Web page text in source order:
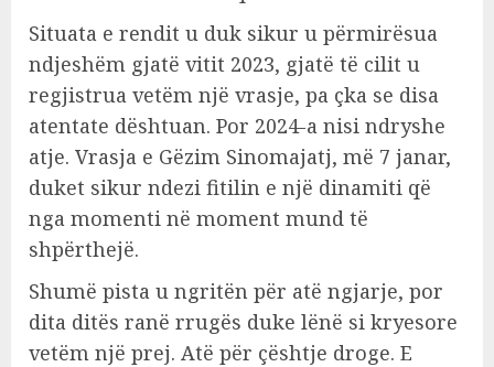
Situata e rendit u duk sikur u përmirësua
ndjeshëm gjatë vitit 2023, gjatë të cilit u
regjistrua vetëm një vrasje, pa çka se disa
atentate dështuan. Por 2024-a nisi ndryshe
atje. Vrasja e Gëzim Sinomajatj, më 7 janar,
duket sikur ndezi fitilin e një dinamiti që
nga momenti në moment mund të
shpërthejë.
Shumë pista u ngritën për atë ngjarje, por
dita ditës ranë rrugës duke lënë si kryesore
vetëm një prej. Atë për çështje droge. E